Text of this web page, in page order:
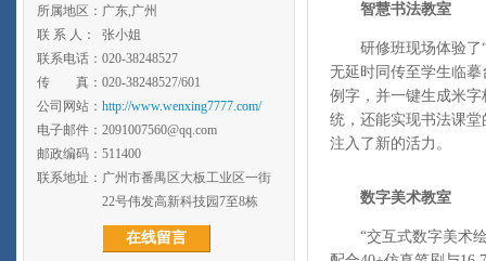
所属地区： 广东,广州
联 系 人：
张小姐
联系电话： 020-38248527
传 真： 020-38248527/601
公司网站： http://www.wenxing7777.com/
电子邮件： 2091007560@qq.com
邮政编码： 511400
联系地址： 广州市番禺区大板工业区一街
22号伟发高新科技园7至8栋
在线留言
智慧书法教室
研修班现场体验
无延时同传至学生临
例字，并一键生成米
统，还能实现书法课
注入了新的活力。
数字美术教室
“交互式数字美术